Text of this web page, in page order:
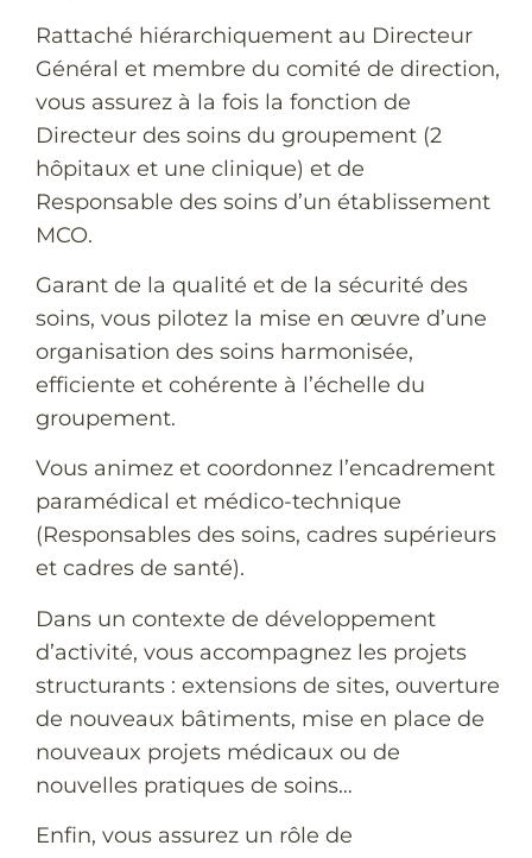
Rattaché hiérarchiquement au Directeur
Général et membre du comité de direction,
vous assurez à la fois la fonction de
Directeur des soins du groupement (2
hôpitaux et une clinique) et de
Responsable des soins d’un établissement
MCO.
Garant de la qualité et de la sécurité des
soins, vous pilotez la mise en œuvre d’une
organisation des soins harmonisée,
efficiente et cohérente à l’échelle du
groupement.
Vous animez et coordonnez l’encadrement
paramédical et médico-technique
(Responsables des soins, cadres supérieurs
et cadres de santé).
Dans un contexte de développement
d’activité, vous accompagnez les projets
structurants : extensions de sites, ouverture
de nouveaux bâtiments, mise en place de
nouveaux projets médicaux ou de
nouvelles pratiques de soins…
Enfin, vous assurez un rôle de